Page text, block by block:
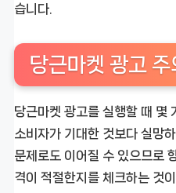
습니다.
당근마켓 광고
당근마켓 광고를 실행할 때 몇
소비자가 기대한 것보다 실망
문제로도 이어질 수 있으므로
격이 적절한지를 체크하는 것